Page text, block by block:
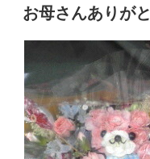
稿
日:
お母さんありがと